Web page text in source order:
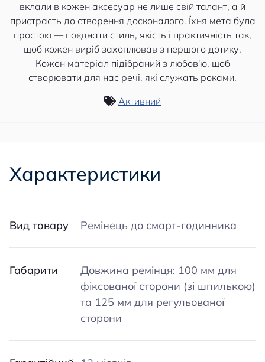
вклали в кожен аксесуар не лише свій талант, а й
пристрасть до створення досконалого. Їхня мета була
простою — поєднати стиль, якість і практичність так,
щоб кожен виріб захоплював з першого дотику.
Кожен матеріал підібраний з любов'ю, щоб
створювати для нас речі, які служать роками.
Активний
Характеристики
Вид товару Ремінець до смарт-годинника
Габарити
Довжина ремінця: 100 мм для
фіксованої сторони (зі шпилькою)
та 125 мм для регульованої
сторони